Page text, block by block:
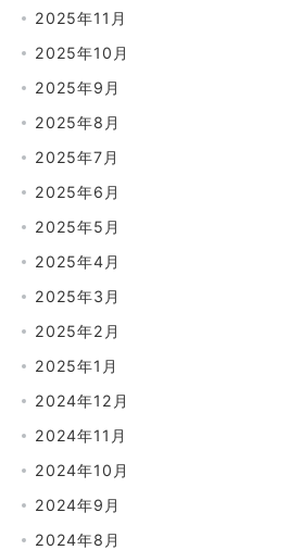
2025年11月
2025年10月
2025年9月
2025年8月
2025年7月
2025年6月
2025年5月
2025年4月
2025年3月
2025年2月
2025年1月
2024年12月
2024年11月
2024年10月
2024年9月
2024年8月